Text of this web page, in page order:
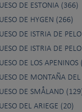
DE ESTONIA (366)
DE HYGEN (266)
DE ISTRIA DE
DE ISTRIA DE
DE LOS APENINOS
DE MONTAÑA
DE SMÅLAND
DEL ARIEGE (20)